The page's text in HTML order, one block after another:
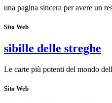
una pagina sincera per avere un
Sito Web
sibille delle streghe
Le carte più potenti del mondo
Sito Web